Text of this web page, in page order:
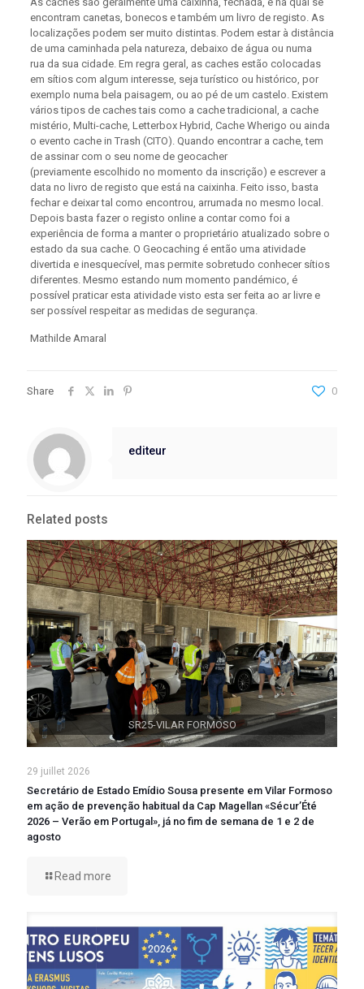
encontram canetas, bonecos e também um livro de registo. As
localizações podem ser muito distintas. Podem estar à distância
de uma caminhada pela natureza, debaixo de água ou numa
rua da sua cidade. Em regra geral, as caches estão colocadas
em sítios com algum interesse, seja turístico ou histórico, por
exemplo numa bela paisagem, ou ao pé de um castelo. Existem
vários tipos de caches tais como a cache tradicional, a cache
mistério, Multi-cache, Letterbox Hybrid, Cache Wherigo ou ainda
o evento cache in Trash (CITO). Quando encontrar a cache, tem
de assinar com o seu nome de geocacher
(previamente escolhido no momento da inscrição) e escrever a
data no livro de registo que está na caixinha. Feito isso, basta
fechar e deixar tal como encontrou, arrumada no mesmo local.
Depois basta fazer o registo online a contar como foi a
experiência de forma a manter o proprietário atualizado sobre o
estado da sua cache. O Geocaching é então uma atividade
divertida e inesquecível, mas permite sobretudo conhecer sítios
diferentes. Mesmo estando num momento pandémico, é
possível praticar esta atividade visto esta ser feita ao ar livre e
ser possível respeitar as medidas de segurança.
Mathilde Amaral
Share 0
editeur
Related posts
SR25-VILAR FORMOSO
29 juillet 2026
Secretário de Estado Emídio Sousa presente em Vilar Formoso
em ação de prevenção habitual da Cap Magellan «Sécur’Été
2026 – Verão em Portugal», já no fim de semana de 1 e 2 de
agosto
Read more